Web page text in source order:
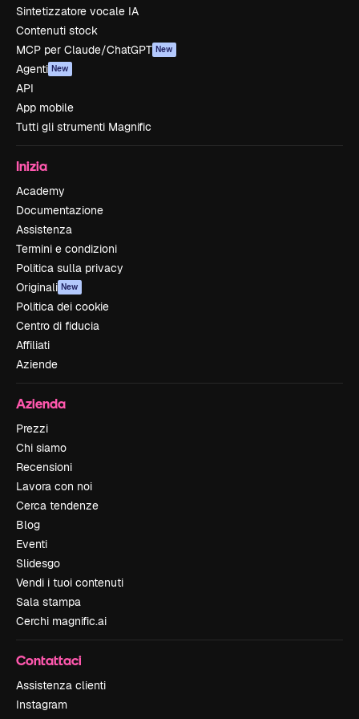
Sintetizzatore vocale IA
Contenuti stock
MCP per Claude/ChatGPT New
Agenti New
API
App mobile
Tutti gli strumenti Magnific
Inizia
Academy
Documentazione
Assistenza
Termini e condizioni
Politica sulla privacy
Originali New
Politica dei cookie
Centro di fiducia
Affiliati
Aziende
Azienda
Prezzi
Chi siamo
Recensioni
Lavora con noi
Cerca tendenze
Blog
Eventi
Slidesgo
Vendi i tuoi contenuti
Sala stampa
Cerchi magnific.ai
Contattaci
Assistenza clienti
Instagram